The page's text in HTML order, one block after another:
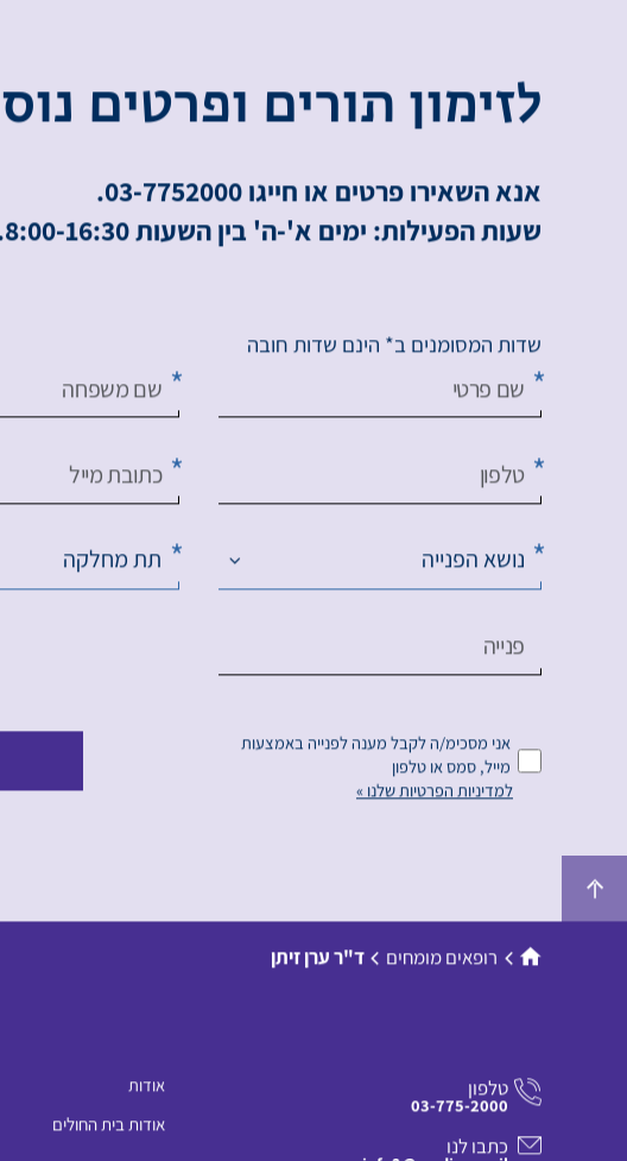
לזימון תורים ופרטים נוס
אנא השאירו פרטים או חייגו 03-7752000.
שעות הפעילות: ימים א'-ה' בין השעות 8:00-16:30.
שדות המסומנים ב* הינם שדות חובה
שם פרטי שם משפחה
טלפון כתובת מייל
נושא הפנייה תת מחלקה
פנייה
אני מסכימ/ה לקבל מענה לפנייה באמצעות
מייל, סמס או טלפון
למדיניות הפרטיות שלנו »
רופאים מומחים ד"ר ערן זיתן
טלפון
03-775-2000
כתבו לנו
אודות
אודות בית החולים